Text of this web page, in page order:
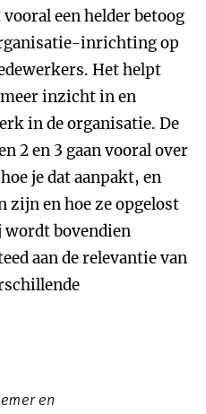
een helder betoog
inrichting op
Het helpt
inzicht in en
in de organisatie. De
2 en 3 gaan vooral over
je dat aanpakt, en
en hoe ze opgelost
wordt bovendien
aan de relevantie van
en